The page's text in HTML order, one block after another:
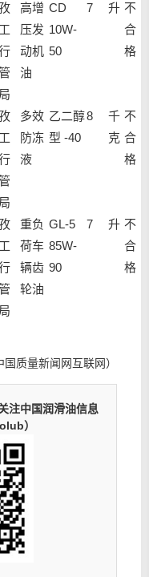
高增
压发
动机
油
CD
10W-
50
7 升 不
合
格
多效
防冻
液
乙二醇
型 -40
8
千
克
不
合
格
重负
荷车
辆齿
轮油
GL-5
85W-
90
7 升 不
合
格
国质量新闻网互联网）
注中国润滑油信息
）